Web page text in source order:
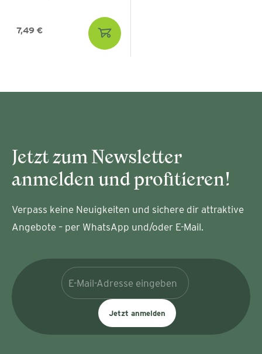
7,49 €
Jetzt zum Newsletter
anmelden und profitieren!
Verpass keine Neuigkeiten und sichere dir attraktive
Angebote – per WhatsApp und/oder E-Mail.
Jetzt anmelden